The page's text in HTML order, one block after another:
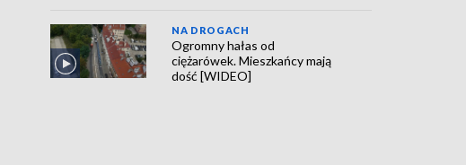
NA DROGACH
Ogromny hałas od
ciężarówek. Mieszkańcy mają
dość [WIDEO]